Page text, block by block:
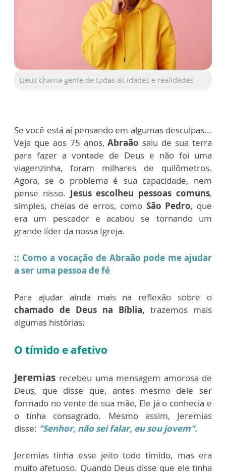
Deus chama gente de todas as idades e realidades
Se você está aí pensando em algumas desculpas...
Veja que aos 75 anos, Abraão saiu de sua terra
para fazer a vontade de Deus e não foi uma
viagenzinha, foram milhares de quilômetros.
Agora, se o problema é sua capacidade, nem
pense nisso. Jesus escolheu pessoas comuns,
simples, cheias de erros, como São Pedro, que
era um pescador e acabou se tornando um
grande líder da nossa Igreja.
:: Como a vocação de Abraão pode me ajudar
a ser uma pessoa de fé
Para ajudar ainda mais na reflexão sobre o
chamado de Deus na Bíblia, trazemos mais
algumas histórias:
O tímido e afetivo
Jeremias recebeu uma mensagem amorosa de
Deus, que disse que, antes mesmo dele ser
formado no vente de sua mãe, Ele já o conhecia e
o tinha consagrado. Mesmo assim, Jeremias
disse: "Senhor, não sei falar, eu sou jovem".
Jeremias tinha esse jeito todo tímido, mas era
muito afetuoso. Quando Deus disse que ele tinha